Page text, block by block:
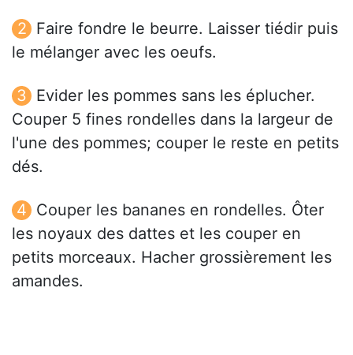
Faire fondre le beurre. Laisser tiédir puis
le mélanger avec les oeufs.
Evider les pommes sans les éplucher.
Couper 5 fines rondelles dans la largeur de
l'une des pommes; couper le reste en petits
dés.
Couper les bananes en rondelles. Ôter
les noyaux des dattes et les couper en
petits morceaux. Hacher grossièrement les
amandes.